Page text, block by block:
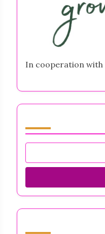
In cooperation with